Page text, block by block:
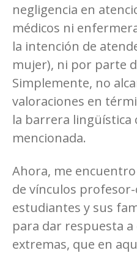
negligencia en
médicos ni
la intención de
mujer), ni por parte
Simplemente, no
valoraciones en
la barrera
mencionada.
Ahora, me
de vínculos
estudiantes y sus
para dar respuesta
extremas, que en